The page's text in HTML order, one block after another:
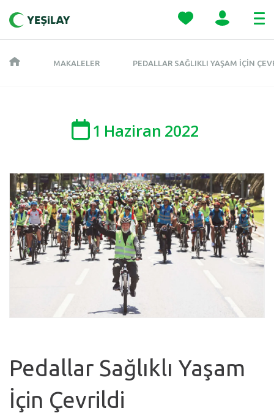
MAKALELER PEDALLAR SAĞLIKLI YAŞAM İÇIN
1 Haziran 2022
Pedallar Sağlıklı Yaşam
İçin Çevrildi